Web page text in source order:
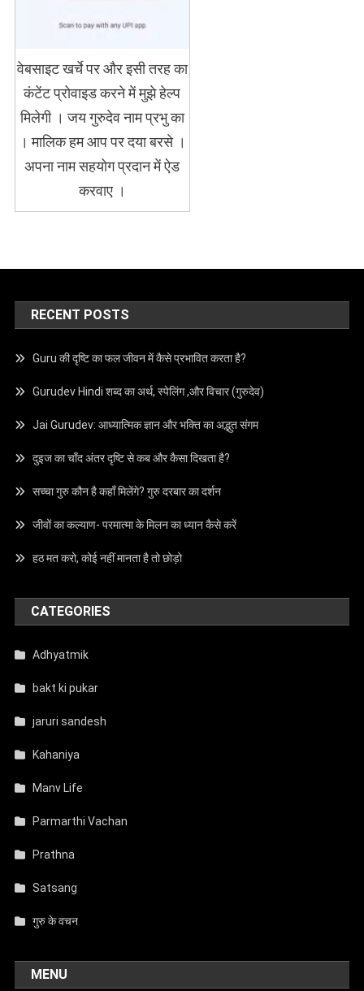
वेबसाइट खर्चे पर और इसी तरह का
कंटेंट प्रोवाइड करने में मुझे हेल्प
मिलेगी । जय गुरुदेव नाम प्रभु का
। मालिक हम आप पर दया बरसे ।
अपना नाम सहयोग प्रदान में ऐड
करवाए ।
RECENT POSTS
Guru की दृष्टि का फल जीवन में कैसे प्रभावित करता है?
Gurudev Hindi शब्द का अर्थ, स्पेलिंग ,और विचार (गुरुदेव)
Jai Gurudev: आध्यात्मिक ज्ञान और भक्ति का अद्भुत संगम
दुइज का चाँद अंतर दृष्टि से कब और कैसा दिखता है?
सच्चा गुरु कौन है कहाँ मिलेंगे? गुरु दरबार का दर्शन
जीवों का कल्याण- परमात्मा के मिलन का ध्यान कैसे करें
हठ मत करो, कोई नहीं मानता है तो छोड़ो
CATEGORIES
Adhyatmik
bakt ki pukar
jaruri sandesh
Kahaniya
Manv Life
Parmarthi Vachan
Prathna
Satsang
गुरु के वचन
MENU